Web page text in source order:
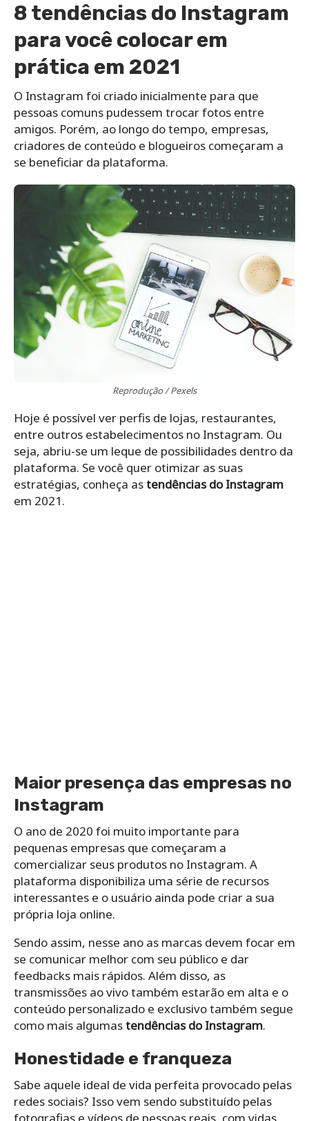
8 tendências do Instagram
para você colocar em
prática em 2021
O Instagram foi criado inicialmente para que
pessoas comuns pudessem trocar fotos entre
amigos. Porém, ao longo do tempo, empresas,
criadores de conteúdo e blogueiros começaram a
se beneficiar da plataforma.
Reprodução / Pexels
Hoje é possível ver perfis de lojas, restaurantes,
entre outros estabelecimentos no Instagram. Ou
seja, abriu-se um leque de possibilidades dentro da
plataforma. Se você quer otimizar as suas
estratégias, conheça astendências do Instagram
em 2021.
Maior presença das empresas no
Instagram
O ano de 2020 foi muito importante para
pequenas empresas que começaram a
comercializar seus produtos no Instagram. A
plataforma disponibiliza uma série de recursos
interessantes e o usuário ainda pode criar a sua
própria loja online.
Sendo assim, nesse ano as marcas devem focar em
se comunicar melhor com seu público e dar
feedbacks mais rápidos. Além disso, as
transmissões ao vivo também estarão em alta e o
conteúdo personalizado e exclusivo também segue
como mais algumastendências do Instagram.
Honestidade e franqueza
Sabe aquele ideal de vida perfeita provocado pelas
redes sociais? Isso vem sendo substituído pelas
fotografias e vídeos de pessoas reais, com vidas